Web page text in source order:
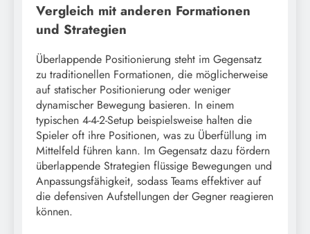
Vergleich mit anderen Formationen
und Strategien
Überlappende Positionierung steht im Gegensatz
zu traditionellen Formationen, die möglicherweise
auf statischer Positionierung oder weniger
dynamischer Bewegung basieren. In einem
typischen 4-4-2-Setup beispielsweise halten die
Spieler oft ihre Positionen, was zu Überfüllung im
Mittelfeld führen kann. Im Gegensatz dazu fördern
überlappende Strategien flüssige Bewegungen und
Anpassungsfähigkeit, sodass Teams effektiver auf
die defensiven Aufstellungen der Gegner reagieren
können.